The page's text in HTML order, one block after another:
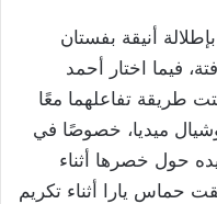
أنيقة بفستان
فيما اختار أحمد
طريقة تفاعلهما معًا
ميديا، خصوصًا في
حول خصرها أثناء
حماس يارا أثناء تكريم